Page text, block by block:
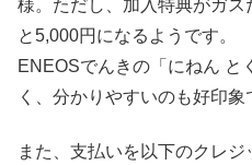
様。ただし、加入特典がガ
と5,000円になるようです。
ENEOSでんきの「にねん と
く、分かりやすいのも好印象
また、支払いを以下のクレ